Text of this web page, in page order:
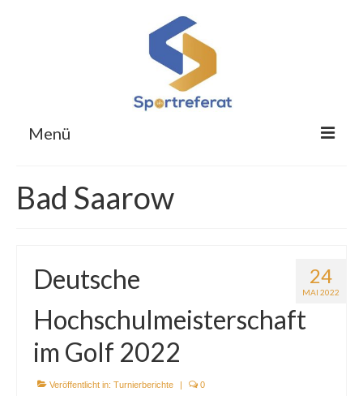
Menü
Für Übungsleitende
Respekt im Hochschulsport
Sportreferat
Kontakt
Bad Saarow
24
MAI 2022
Deutsche
Hochschulmeisterschaft
im Golf 2022
Veröffentlicht in: Turnierberichte | 0